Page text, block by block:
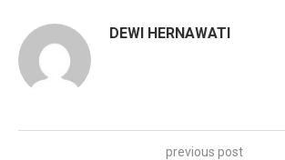
DEWI HERNAWATI
previous post